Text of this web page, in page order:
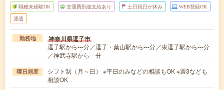
職種未経験OK 交通費別途支給あり 土日祝日が休み WEB登録OK
派遣
勤務地 神奈川県逗子市
逗子駅から---分／逗子・葉山駅から---分／東逗子駅から---分
／神武寺駅から---分
曜日頻度
シフト制（月～日） ※平日のみなどの相談もOK ※週3なども
相談OK